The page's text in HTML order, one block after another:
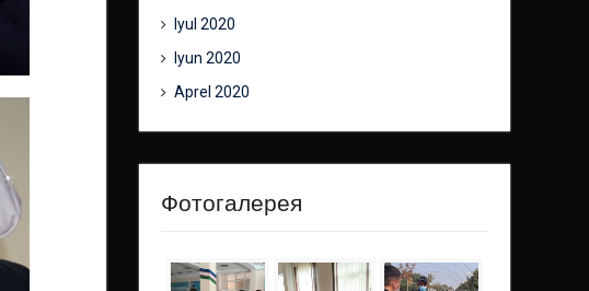
Iyul 2020
Iyun 2020
Aprel 2020
Фотогалерея